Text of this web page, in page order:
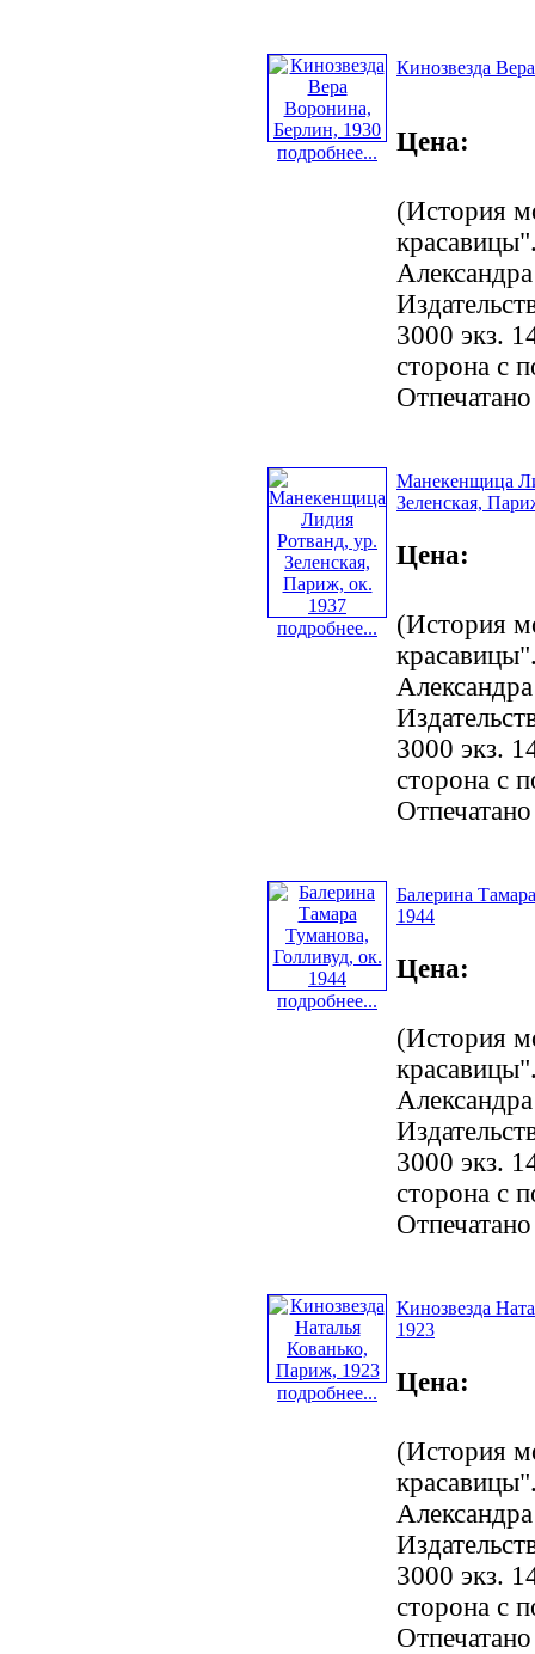
подробнее...
Кинозвезда
Цена:
(История
3000 экз.
сторона с
подробнее...
Манекенщица
Зеленская,
Цена:
(История
3000 экз.
сторона с
подробнее...
Балерина
1944
Цена:
(История
3000 экз.
сторона с
подробнее...
Кинозвезда
1923
Цена:
(История
3000 экз.
сторона с